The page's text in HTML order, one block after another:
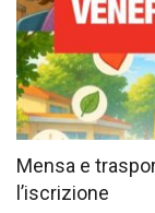
Mensa e
l’iscrizione